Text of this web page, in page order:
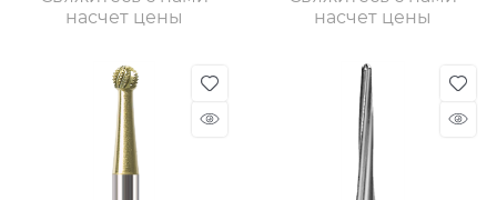
насчет цены
длинный
насчет цены